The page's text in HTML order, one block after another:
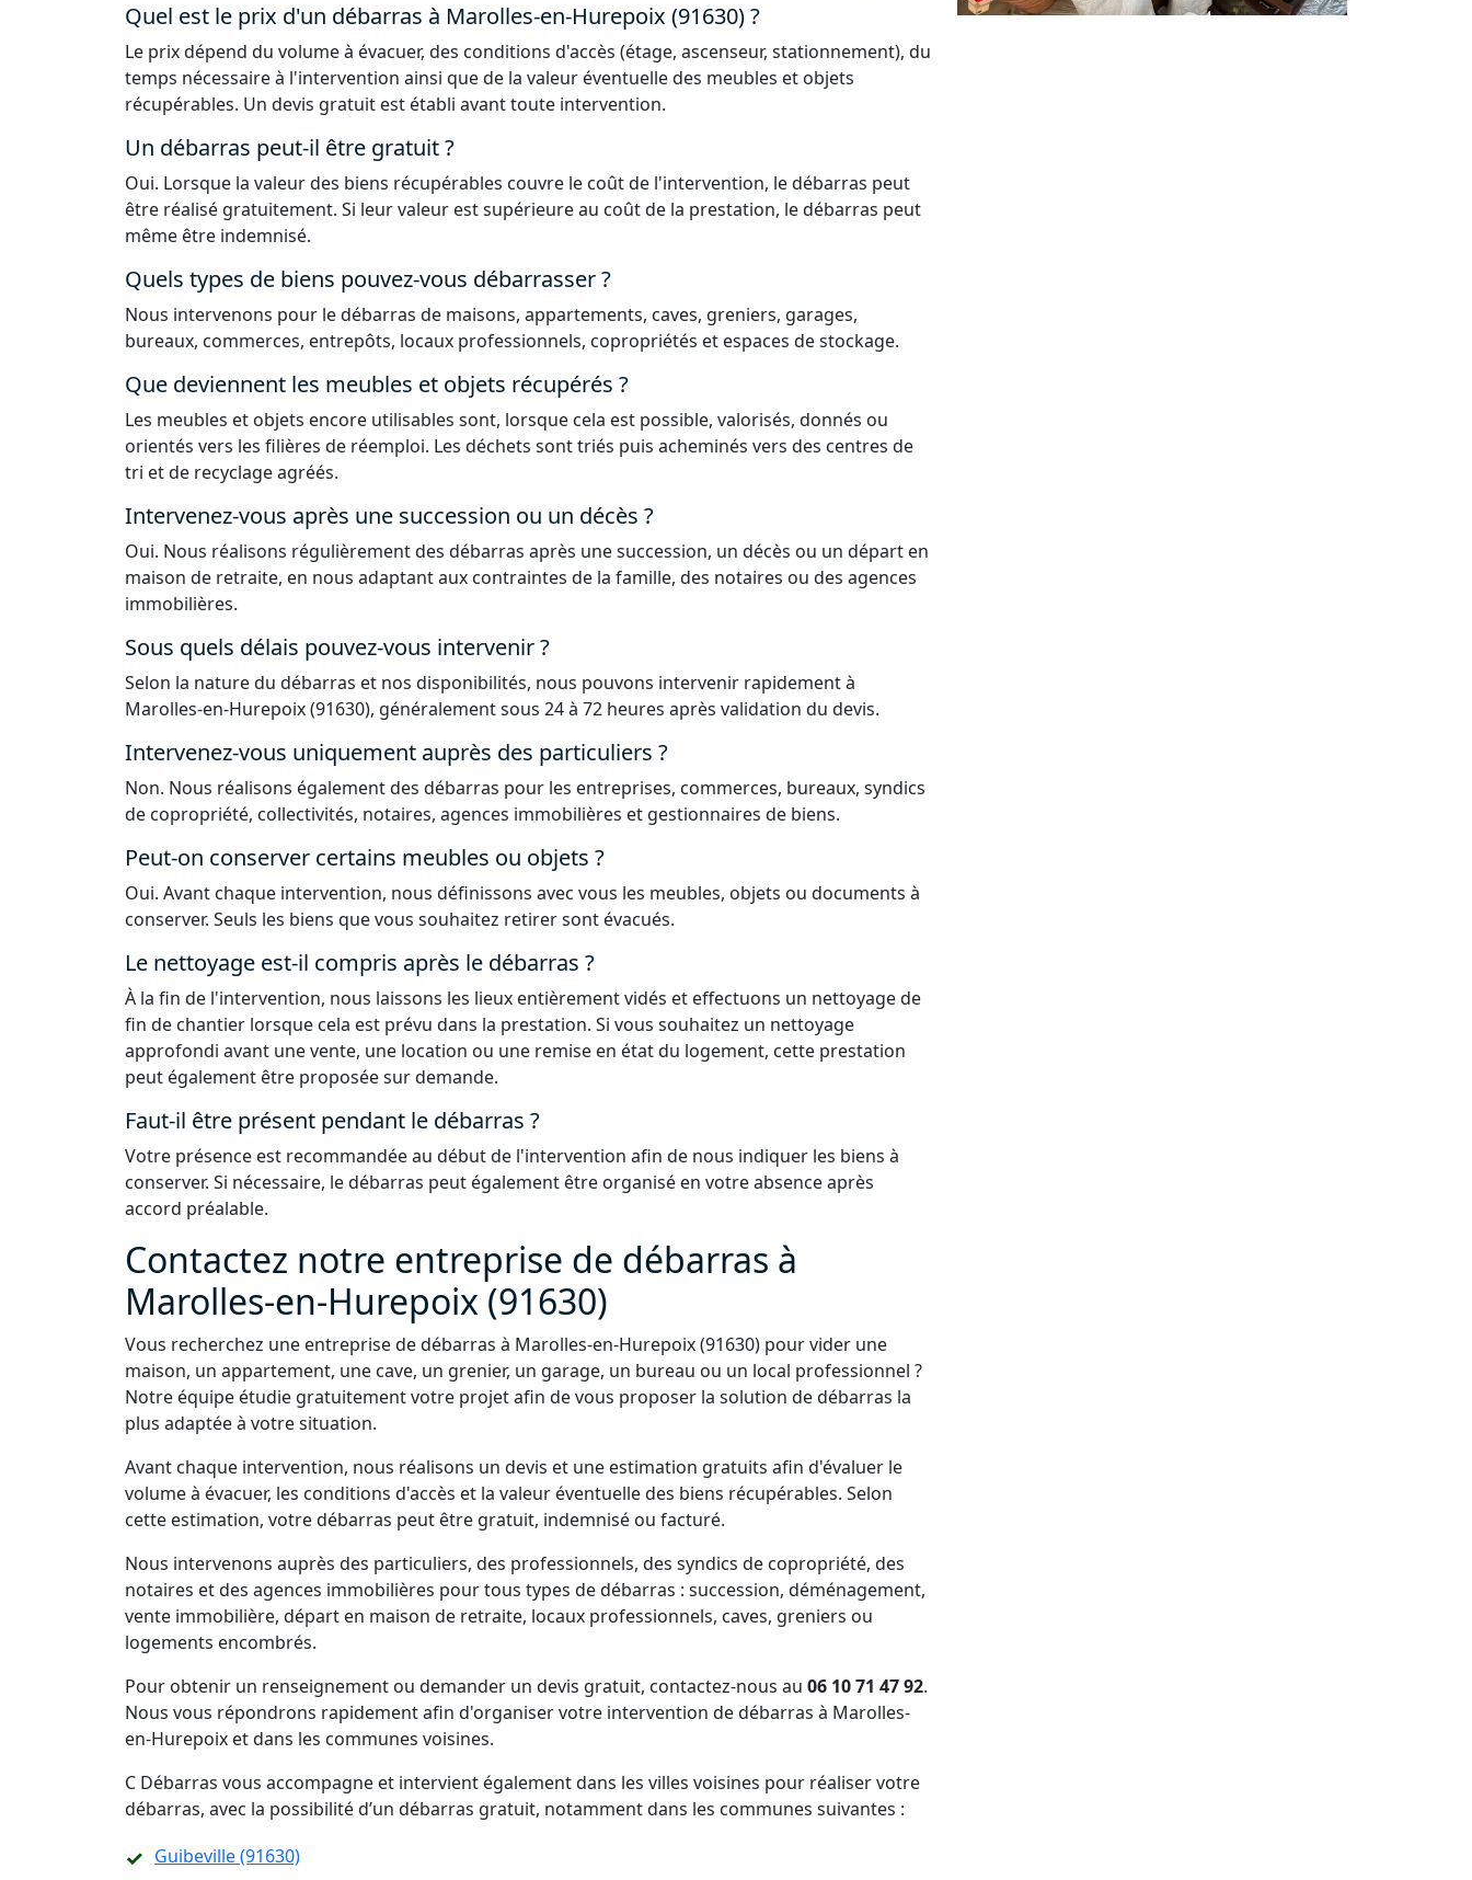
Quel est le prix d'un débarras à Marolles-en-Hurepoix (91630) ?
Le prix dépend du volume à évacuer, des conditions d'accès (étage, ascenseur, stationnement), du
temps nécessaire à l'intervention ainsi que de la valeur éventuelle des meubles et objets
récupérables. Un devis gratuit est établi avant toute intervention.
Un débarras peut-il être gratuit ?
Oui. Lorsque la valeur des biens récupérables couvre le coût de l'intervention, le débarras peut
être réalisé gratuitement. Si leur valeur est supérieure au coût de la prestation, le débarras peut
même être indemnisé.
Quels types de biens pouvez-vous débarrasser ?
Nous intervenons pour le débarras de maisons, appartements, caves, greniers, garages,
bureaux, commerces, entrepôts, locaux professionnels, copropriétés et espaces de stockage.
Que deviennent les meubles et objets récupérés ?
Les meubles et objets encore utilisables sont, lorsque cela est possible, valorisés, donnés ou
orientés vers les filières de réemploi. Les déchets sont triés puis acheminés vers des centres de
tri et de recyclage agréés.
Intervenez-vous après une succession ou un décès ?
Oui. Nous réalisons régulièrement des débarras après une succession, un décès ou un départ en
maison de retraite, en nous adaptant aux contraintes de la famille, des notaires ou des agences
immobilières.
Sous quels délais pouvez-vous intervenir ?
Selon la nature du débarras et nos disponibilités, nous pouvons intervenir rapidement à
Marolles-en-Hurepoix (91630), généralement sous 24 à 72 heures après validation du devis.
Intervenez-vous uniquement auprès des particuliers ?
Non. Nous réalisons également des débarras pour les entreprises, commerces, bureaux, syndics
de copropriété, collectivités, notaires, agences immobilières et gestionnaires de biens.
Peut-on conserver certains meubles ou objets ?
Oui. Avant chaque intervention, nous définissons avec vous les meubles, objets ou documents à
conserver. Seuls les biens que vous souhaitez retirer sont évacués.
Le nettoyage est-il compris après le débarras ?
À la fin de l'intervention, nous laissons les lieux entièrement vidés et effectuons un nettoyage de
fin de chantier lorsque cela est prévu dans la prestation. Si vous souhaitez un nettoyage
approfondi avant une vente, une location ou une remise en état du logement, cette prestation
peut également être proposée sur demande.
Faut-il être présent pendant le débarras ?
Votre présence est recommandée au début de l'intervention afin de nous indiquer les biens à
conserver. Si nécessaire, le débarras peut également être organisé en votre absence après
accord préalable.
Contactez notre entreprise de débarras à
Marolles-en-Hurepoix (91630)
Vous recherchez une entreprise de débarras à Marolles-en-Hurepoix (91630) pour vider une
maison, un appartement, une cave, un grenier, un garage, un bureau ou un local professionnel ?
Notre équipe étudie gratuitement votre projet afin de vous proposer la solution de débarras la
plus adaptée à votre situation.
Avant chaque intervention, nous réalisons un devis et une estimation gratuits afin d'évaluer le
volume à évacuer, les conditions d'accès et la valeur éventuelle des biens récupérables. Selon
cette estimation, votre débarras peut être gratuit, indemnisé ou facturé.
Nous intervenons auprès des particuliers, des professionnels, des syndics de copropriété, des
notaires et des agences immobilières pour tous types de débarras : succession, déménagement,
vente immobilière, départ en maison de retraite, locaux professionnels, caves, greniers ou
logements encombrés.
Pour obtenir un renseignement ou demander un devis gratuit, contactez-nous au 06 10 71 47 92.
Nous vous répondrons rapidement afin d'organiser votre intervention de débarras à Marolles-
en-Hurepoix et dans les communes voisines.
C Débarras vous accompagne et intervient également dans les villes voisines pour réaliser votre
débarras, avec la possibilité d’un débarras gratuit, notamment dans les communes suivantes :
Guibeville (91630)